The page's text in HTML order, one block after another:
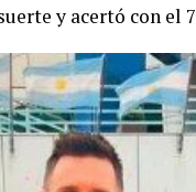
y acertó con el 7